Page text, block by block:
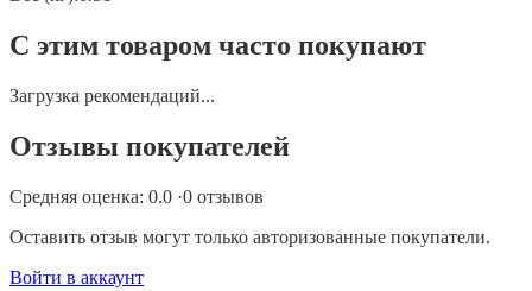
С этим товаром часто покупают
Загрузка рекомендаций...
Отзывы покупателей
Средняя оценка: 0.0 ·0 отзывов
Оставить отзыв могут только авторизованные покупатели.
Войти в аккаунт